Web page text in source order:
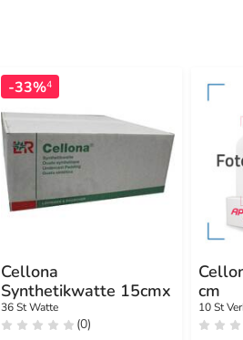
-33%4
Cellona
Synthetikwatte 15cmx
36 St Watte
(0)
cm
10 St